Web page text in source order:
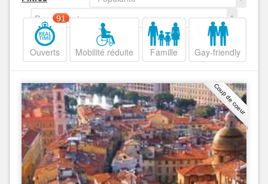
Decroissant
Ouverts
91
Mobilité réduite Famille Gay-friendly
Coup de coeur